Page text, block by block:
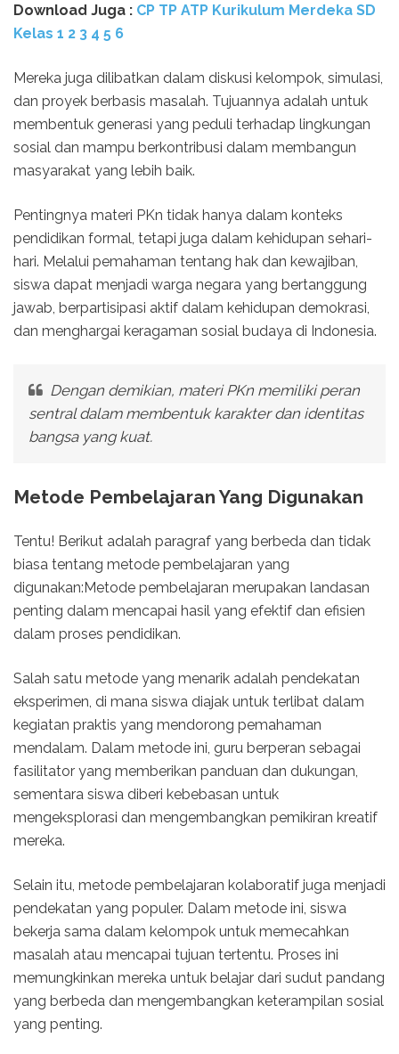
Download Juga : CP TP ATP Kurikulum Merdeka SD
Kelas 1 2 3 4 5 6
Mereka juga dilibatkan dalam diskusi kelompok, simulasi,
dan proyek berbasis masalah. Tujuannya adalah untuk
membentuk generasi yang peduli terhadap lingkungan
sosial dan mampu berkontribusi dalam membangun
masyarakat yang lebih baik.
Pentingnya materi PKn tidak hanya dalam konteks
pendidikan formal, tetapi juga dalam kehidupan sehari-
hari. Melalui pemahaman tentang hak dan kewajiban,
siswa dapat menjadi warga negara yang bertanggung
jawab, berpartisipasi aktif dalam kehidupan demokrasi,
dan menghargai keragaman sosial budaya di Indonesia.
Dengan demikian, materi PKn memiliki peran
sentral dalam membentuk karakter dan identitas
bangsa yang kuat.
Metode Pembelajaran Yang Digunakan
Tentu! Berikut adalah paragraf yang berbeda dan tidak
biasa tentang metode pembelajaran yang
digunakan:Metode pembelajaran merupakan landasan
penting dalam mencapai hasil yang efektif dan efisien
dalam proses pendidikan.
Salah satu metode yang menarik adalah pendekatan
eksperimen, di mana siswa diajak untuk terlibat dalam
kegiatan praktis yang mendorong pemahaman
mendalam. Dalam metode ini, guru berperan sebagai
fasilitator yang memberikan panduan dan dukungan,
sementara siswa diberi kebebasan untuk
mengeksplorasi dan mengembangkan pemikiran kreatif
mereka.
Selain itu, metode pembelajaran kolaboratif juga menjadi
pendekatan yang populer. Dalam metode ini, siswa
bekerja sama dalam kelompok untuk memecahkan
masalah atau mencapai tujuan tertentu. Proses ini
memungkinkan mereka untuk belajar dari sudut pandang
yang berbeda dan mengembangkan keterampilan sosial
yang penting.